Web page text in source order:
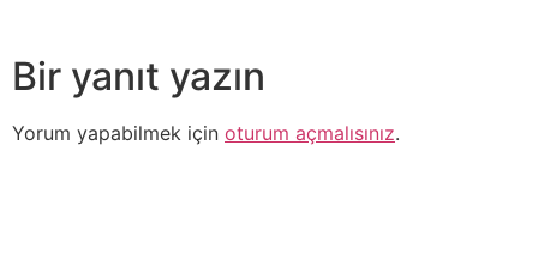
Bir yanıt yazın
Yorum yapabilmek için oturum açmalısınız.